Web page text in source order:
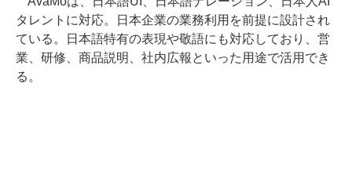
タレントに対応。日本企業の業務利用を前提に設計され
ている。日本語特有の表現や敬語にも対応しており、営
業、研修、商品説明、社内広報といった用途で活用でき
る。